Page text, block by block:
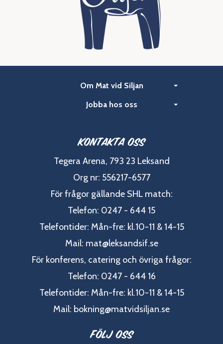
Om Mat vid Siljan
Jobba hos oss
Kontakta oss
Tegera Arena, 793 23 Leksand
Org nr: 556217-6577
För frågor gällande SHL match:
Telefon: 0247 - 644 15
Telefontider: Mån-fre: kl.10-11 & 14-15
Mail: mat@leksandsif.se
För konferens, catering och övriga frågor:
Telefon: 0247 - 644 16
Telefontider: Mån-fre: kl.10-11 & 14-15
Mail: bokning@matvidsiljan.se
Följ oss